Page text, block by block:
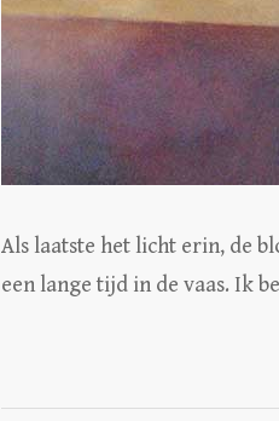
Als laatste het licht erin, de
een lange tijd in de vaas. Ik